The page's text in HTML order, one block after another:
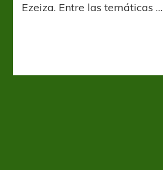
Ezeiza. Entre las temáticas …